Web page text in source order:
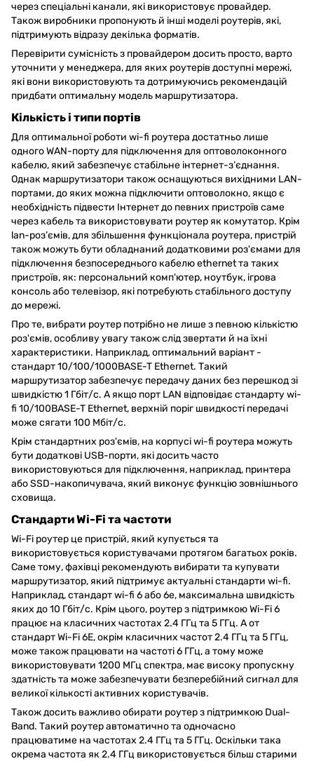
через спеціальні канали, які використовує провайдер.
Також виробники пропонують й інші моделі роутерів, які,
підтримують відразу декілька форматів.
Перевірити сумісність з провайдером досить просто, варто
уточнити у менеджера, для яких роутерів доступні мережі,
які вони використовують та дотримуючись рекомендацій
придбати оптимальну модель маршрутизатора.
Кількість і типи портів
Для оптимальної роботи wi-fi роутера достатньо лише
одного WAN-порту для підключення для оптоволоконного
кабелю, який забезпечує стабільне інтернет-з’єднання.
Однак маршрутизатори також оснащуються вихідними LAN-
портами, до яких можна підключити оптоволокно, якщо є
необхідність підвести Інтернет до певних пристроїв саме
через кабель та використовувати роутер як комутатор. Крім
lan-роз’ємів, для збільшення функціонала роутера, пристрій
також можуть бути обладнаний додатковими роз'ємами для
підключення безпосереднього кабелю ethernet та таких
пристроїв, як: персональний комп'ютер, ноутбук, ігрова
консоль або телевізор, які потребують стабільного доступу
до мережі.
Про те, вибрати роутер потрібно не лише з певною кількістю
роз'ємів, особливу увагу також слід звертати й на їхні
характеристики. Наприклад, оптимальний варіант -
стандарт 10/100/1000BASE-T Ethernet. Такий
маршрутизатор забезпечує передачу даних без перешкод зі
швидкістю 1 Гбіт/с. А якщо порт LAN відповідає стандарту wi-
fi 10/100BASE-T Ethernet, верхній поріг швидкості передачі
може сягати 100 Мбіт/с.
Крім стандартних роз'ємів, на корпусі wi-fi роутера можуть
бути додаткові USB-порти, які досить часто
використовуються для підключення, наприклад, принтера
або SSD-накопичувача, який виконує функцію зовнішнього
сховища.
Стандарти Wi-Fi та частоти
Wi-Fi роутер це пристрій, який купується та
використовується користувачами протягом багатьох років.
Саме тому, фахівці рекомендують вибирати та купувати
маршрутизатор, який підтримує актуальні стандарти wi-fi.
Наприклад, стандарт wi-fi 6 або 6е, максимальна швидкість
яких до 10 Гбіт/с. Крім цього, роутер з підтримкою Wi-Fi 6
працює на класичних частотах 2.4 ГГц та 5 ГГц. А от
стандарт Wi-Fi 6E, окрім класичних частот 2.4 ГГц та 5 ГГц,
може також працювати на частоті 6 ГГц, а тому може
використовувати 1200 МГц спектра, має високу пропускну
здатність та може забезпечувати безперебійний сигнал для
великої кількості активних користувачів.
Також досить важливо обирати роутер з підтримкою Dual-
Band. Такий роутер автоматично та одночасно
працюватиме на частотах 2.4 ГГц та 5 ГГц. Оскільки така
окрема частота як 2.4 ГГц використовується більш старими